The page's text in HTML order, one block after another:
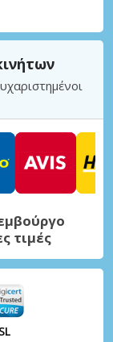
τιμές